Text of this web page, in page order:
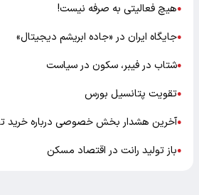
●هیچ فعالیتی به صرفه نیست!
●جایگاه ایران در «جاده ابریشم دیجیتال»
●شتاب در فیبر، سکون در سیاست
●تقویت پتانسیل بورس
●آخرین هشدار بخش خصوصی درباره خرید
●باز تولید رانت در اقتصاد مسکن